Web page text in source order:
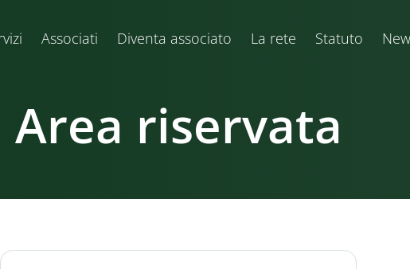
Associati Diventa associato La rete Statuto
Area riservata